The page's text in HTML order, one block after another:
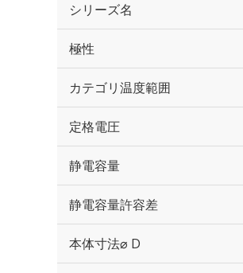
シリーズ名
極性
カテゴリ温度範囲
定格電圧
静電容量
静電容量許容差
本体寸法⌀ D